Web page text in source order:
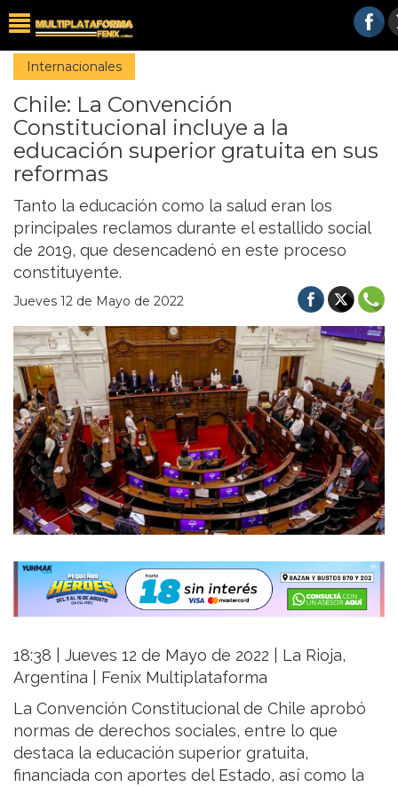
Internacionales
Chile: La Convención
Constitucional incluye a la
educación superior gratuita en sus
reformas
Tanto la educación como la salud eran los
principales reclamos durante el estallido social
de 2019, que desencadenó en este proceso
constituyente.
Jueves 12 de Mayo de 2022
18:38 | Jueves 12 de Mayo de 2022 | La Rioja,
Argentina | Fenix Multiplataforma
La Convención Constitucional de Chile aprobó
normas de derechos sociales, entre lo que
destaca la educación superior gratuita,
financiada con aportes del Estado, así como la